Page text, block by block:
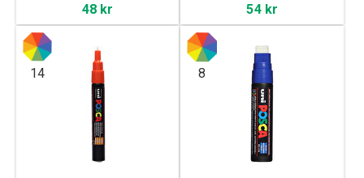
48 kr 54 kr
14 8